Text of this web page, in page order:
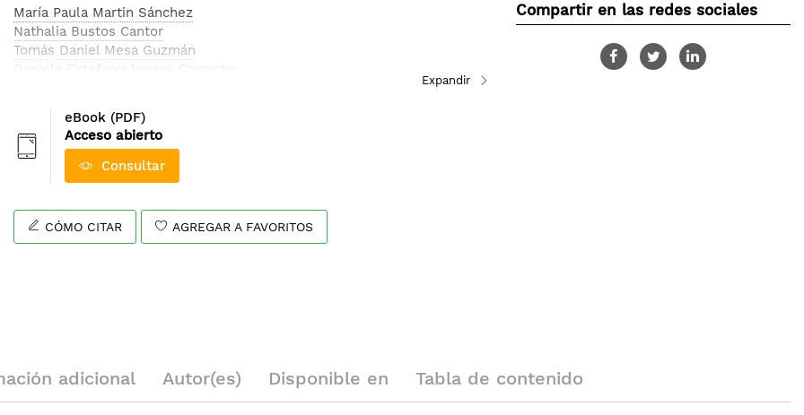
María Paula Martin Sánchez
Nathalia Bustos Cantor
Tomás Daniel Mesa Guzmán
Daniela Estefanía Vargas Camacho
Laura Natalia Vera
Juan Pablo Casas Franco
eBook (PDF)
Acceso abierto
Consultar
CÓMO CITAR AGREGAR A FAVORITOS
Compartir en las redes sociales
adicional Autor(es) Disponible en Tabla de contenido